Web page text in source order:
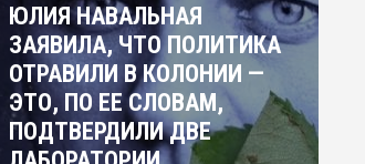
ЮЛИЯ НАВАЛЬНАЯ
ЗАЯВИЛА, ЧТО ПОЛИТИКА
ОТРАВИЛИ В КОЛОНИИ —
ЭТО, ПО ЕЕ СЛОВАМ,
ПОДТВЕРДИЛИ ДВЕ